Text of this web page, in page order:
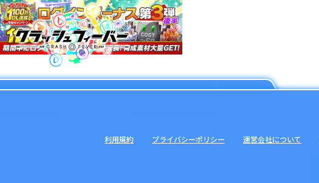
利用規約 プライバシーポリシー 運営会社について